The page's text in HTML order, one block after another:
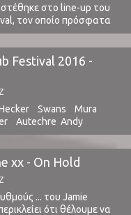
στο line-up του
τον οποίο πρόσφατα
από κοντά στο Club
και το
από την εξαιρετική -
- προσθήκη του
ο Black Milk δε ...
Festival 2016 -
Swans Mura
Autechre Andy
& Jonny
Daphni DJ
Clams
το Club To Club
χρονιά μας δέχθηκε
ένα από τα
φεστιβάλ στον κόσμο.
xx - On Hold
... του Jamie
ότι θέλουμε να